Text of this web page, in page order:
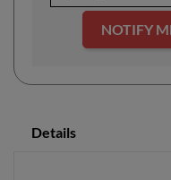
NOTIFY
Details